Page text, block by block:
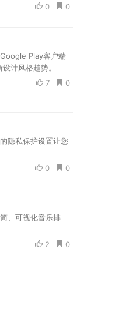
0
0
Play客户端
计风格趋势。
0
7
隐私保护设置让您
0
0
、可视化音乐排
0
2